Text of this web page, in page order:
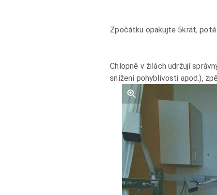
Zpočátku opakujte 5krát,
Chlopně v žilách udržují
snížení pohyblivosti apod.),